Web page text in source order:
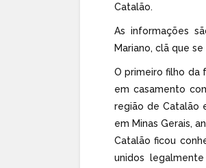
Catalão.
As informações
Mariano, clã que
O primeiro filho da
em casamento
região de Catalão
em Minas Gerais,
Catalão ficou
unidos